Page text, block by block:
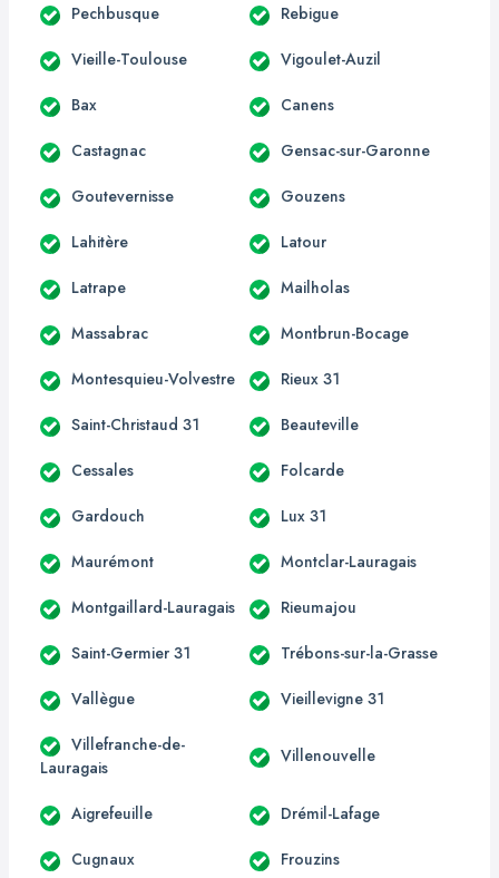
Pechbusque Rebigue
Vieille-Toulouse Vigoulet-Auzil
Bax Canens
Castagnac Gensac-sur-Garonne
Goutevernisse Gouzens
Lahitère Latour
Latrape Mailholas
Massabrac Montbrun-Bocage
Montesquieu-Volvestre Rieux 31
Saint-Christaud 31 Beauteville
Cessales Folcarde
Gardouch Lux 31
Maurémont Montclar-Lauragais
Montgaillard-Lauragais Rieumajou
Saint-Germier 31 Trébons-sur-la-Grasse
Vallègue Vieillevigne 31
Villefranche-de-
Lauragais
Villenouvelle
Aigrefeuille Drémil-Lafage
Cugnaux Frouzins